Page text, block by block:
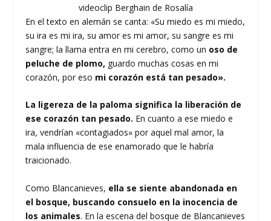
videoclip Berghain de Rosalía
En el texto en alemán se canta: «Su miedo es mi miedo,
su ira es mi ira, su amor es mi amor, su sangre es mi
sangre; la llama entra en mi cerebro, como un oso de
peluche de plomo, guardo muchas cosas en mi
corazón, por eso mi corazón está tan pesado».
La ligereza de la paloma significa la liberación de
ese corazón tan pesado. En cuanto a ese miedo e
ira, vendrían «contagiados» por aquel mal amor, la
mala influencia de ese enamorado que le habría
traicionado.
Como Blancanieves, ella se siente abandonada en
el bosque, buscando consuelo en la inocencia de
los animales. En la escena del bosque de Blancanieves